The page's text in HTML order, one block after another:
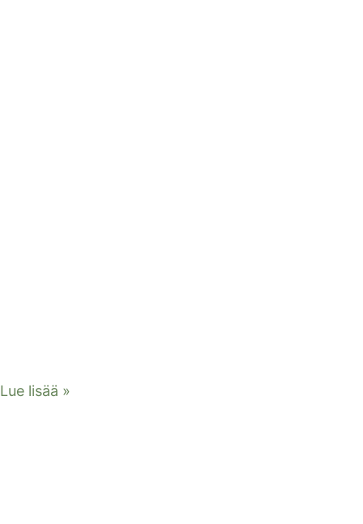
Lue lisää »